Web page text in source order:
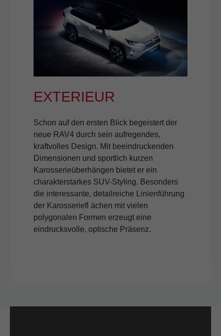
EXTERIEUR
Schon auf den ersten Blick begeistert der
neue RAV4 durch sein aufregendes,
kraftvolles Design. Mit beeindruckenden
Dimensionen und sportlich kurzen
Karosserieüberhängen bietet er ein
charakterstarkes SUV-Styling. Besonders
die interessante, detailreiche Linienführung
der Karosseriefl ächen mit vielen
polygonalen Formen erzeugt eine
eindrucksvolle, optische Präsenz.